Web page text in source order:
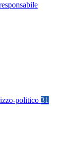
politico 31